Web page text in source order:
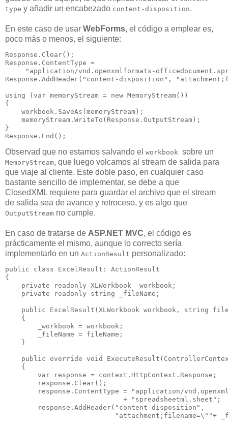
type y añadir un encabezado content-disposition.
En este caso de usar WebForms, el código a emplear es,
poco más o menos, el siguiente:
Response.Clear();
Response.ContentType =
"application/vnd.openxmlformats-
Response.AddHeader("content-disposition",
using (var memoryStream = new MemoryStream())
{
    workbook.SaveAs(memoryStream);
    memoryStream.WriteTo(Response.OutputStream);
}
Response.End();
Observad que no estamos salvando el workbook sobre un
MemoryStream, que luego volcamos al stream de salida para
que viaje al cliente. Este doble paso, en cualquier caso
bastante sencillo de implementar, se debe a que
ClosedXML requiere para guardar el archivo que el stream
de salida sea de avance y retroceso, y es algo que
OutputStream no cumple.
En caso de tratarse de ASP.NET MVC, el código es
prácticamente el mismo, aunque lo correcto sería
implementarlo en un ActionResult personalizado:
public class ExcelResult: ActionResult
{
    private readonly XLWorkbook _workbook;
    private readonly string _fileName;
public ExcelResult(XLWorkbook workbook, string
    {
        _workbook = workbook;
        _fileName = fileName;
    }
public override void
    {
        var response = context.HttpContext.Response;
        response.Clear();
response.ContentType = "application/
                             + "spreadsheetml.sheet";
        response.AddHeader("content-disposition",
"attachment;filename=\""+